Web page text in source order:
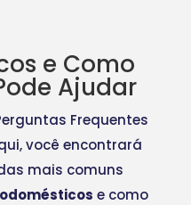
e Como
Ajudar
Frequentes
você encontrará
mais comuns
e como